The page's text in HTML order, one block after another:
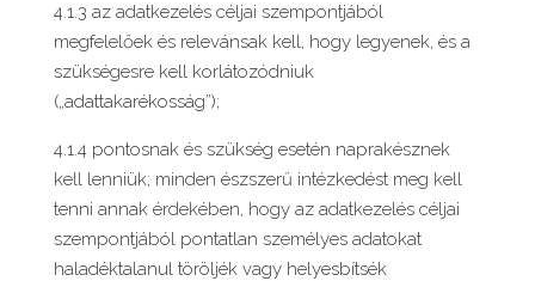
4.1.3 az adatkezelés céljai szempontjából
megfelelőek és relevánsak kell, hogy legyenek, és a
szükségesre kell korlátozódniuk
(„adattakarékosság”);
4.1.4 pontosnak és szükség esetén naprakésznek
kell lenniük; minden észszerű intézkedést meg kell
tenni annak érdekében, hogy az adatkezelés céljai
szempontjából pontatlan személyes adatokat
haladéktalanul töröljék vagy helyesbítsék